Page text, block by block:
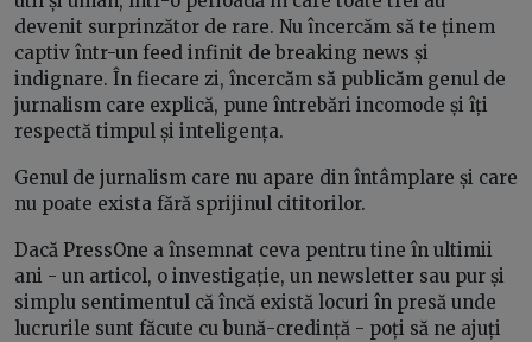
devenit surprinzător de rare. Nu încercăm să te ținem
captiv într-un feed infinit de breaking news și
indignare. În fiecare zi, încercăm să publicăm genul de
jurnalism care explică, pune întrebări incomode și îți
respectă timpul și inteligența.
Genul de jurnalism care nu apare din întâmplare și care
nu poate exista fără sprijinul cititorilor.
Dacă PressOne a însemnat ceva pentru tine în ultimii
ani - un articol, o investigație, un newsletter sau pur și
simplu sentimentul că încă există locuri în presă unde
lucrurile sunt făcute cu bună-credință - poți să ne ajuți